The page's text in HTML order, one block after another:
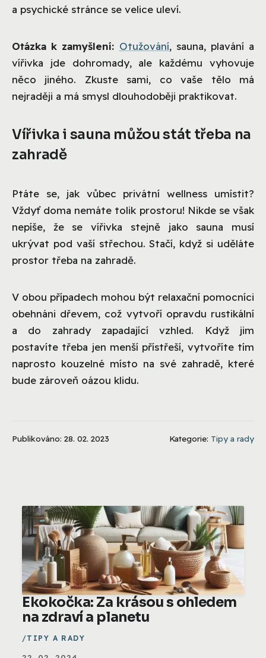
a psychické stránce se velice uleví.
Otázka k zamyšlení: Otužování, sauna, plavání a
vířivka jde dohromady, ale každému vyhovuje
něco jiného. Zkuste sami, co vaše tělo má
nejraději a má smysl dlouhodoběji praktikovat.
Vířivka i sauna můžou stát třeba na
zahradě
Ptáte se, jak vůbec privátní wellness umístit?
Vždyť doma nemáte tolik prostoru! Nikde se však
nepíše, že se vířivka stejně jako sauna musí
ukrývat pod vaší střechou. Stačí, když si uděláte
prostor třeba na zahradě.
V obou případech mohou být relaxační pomocníci
obehnáni dřevem, což vytvoří opravdu rustikální
a do zahrady zapadající vzhled. Když jim
postavíte třeba jen menší přístřeší, vytvoříte tím
naprosto kouzelné místo na své zahradě, které
bude zároveň oázou klidu.
Publikováno: 28. 02. 2023 Kategorie: Tipy a rady
Ekokočka: Za krásou s ohledem
na zdraví a planetu
TIPY A RADY